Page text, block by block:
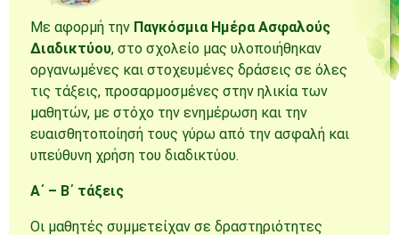
Με αφορμή την Παγκόσμια Ημέρα Ασφαλούς
Διαδικτύου, στο σχολείο μας υλοποιήθηκαν
οργανωμένες και στοχευμένες δράσεις σε όλες
τις τάξεις, προσαρμοσμένες στην ηλικία των
μαθητών, με στόχο την ενημέρωση και την
ευαισθητοποίησή τους γύρω από την ασφαλή και
υπεύθυνη χρήση του διαδικτύου.
Α΄ – Β΄ τάξεις
Οι μαθητές συμμετείχαν σε δραστηριότητες